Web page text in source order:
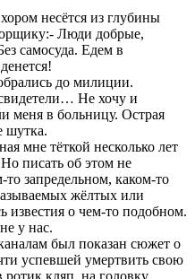
несётся из глубины
Люди добрые,
самосуда. Едем в
до милиции.
Не хочу и
меня в больницу. Острая
шутка.
мне тёткой несколько лет
писать об этом не
запредельном, каком-то
жёлтых или
известия о чем-то подобном.
у нас.
был показан сюжет о
успевшей умертвить свою
кляп, на головку